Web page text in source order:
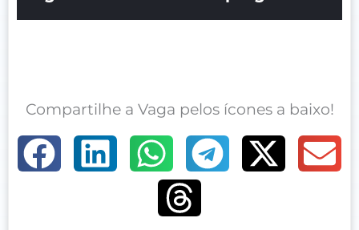
Compartilhe a Vaga pelos ícones a baixo!